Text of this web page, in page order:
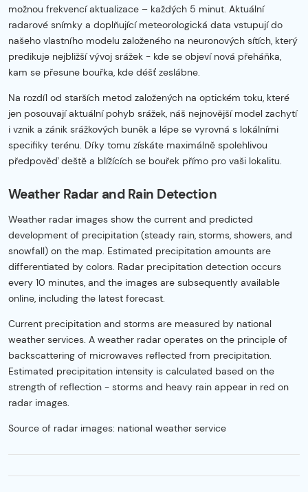
možnou frekvencí aktualizace – každých 5 minut. Aktuální
radarové snímky a doplňující meteorologická data vstupují do
našeho vlastního modelu založeného na neuronových sítích, který
predikuje nejbližší vývoj srážek - kde se objeví nová přeháňka,
kam se přesune bouřka, kde déšť zeslábne.
Na rozdíl od starších metod založených na optickém toku, které
jen posouvají aktuální pohyb srážek, náš nejnovější model zachytí
i vznik a zánik srážkových buněk a lépe se vyrovná s lokálními
specifiky terénu. Díky tomu získáte maximálně spolehlivou
předpověď deště a blížících se bouřek přímo pro vaši lokalitu.
Weather Radar and Rain Detection
Weather radar images show the current and predicted
development of precipitation (steady rain, storms, showers, and
snowfall) on the map. Estimated precipitation amounts are
differentiated by colors. Radar precipitation detection occurs
every 10 minutes, and the images are subsequently available
online, including the latest forecast.
Current precipitation and storms are measured by national
weather services. A weather radar operates on the principle of
backscattering of microwaves reflected from precipitation.
Estimated precipitation intensity is calculated based on the
strength of reflection - storms and heavy rain appear in red on
radar images.
Source of radar images: national weather service